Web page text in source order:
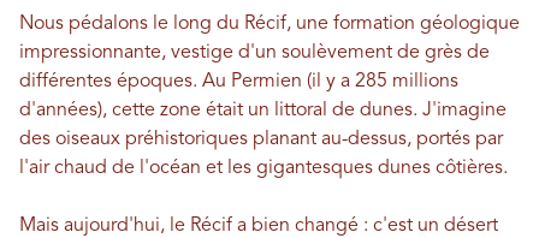
Nous pédalons le long du Récif, une formation géologique
impressionnante, vestige d'un soulèvement de grès de
différentes époques. Au Permien (il y a 285 millions
d'années), cette zone était un littoral de dunes. J'imagine
des oiseaux préhistoriques planant au-dessus, portés par
l'air chaud de l'océan et les gigantesques dunes côtières.
Mais aujourd'hui, le Récif a bien changé : c'est un désert